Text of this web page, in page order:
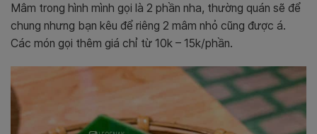
Mâm trong hình mình gọi là 2 phần nha, thường quán sẽ để
chung nhưng bạn kêu để riêng 2 mâm nhỏ cũng được á.
Các món gọi thêm giá chỉ từ 10k – 15k/phần.